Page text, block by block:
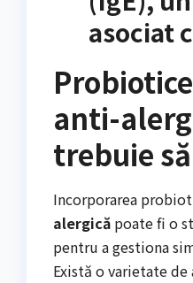
asociat
anti-
trebuie
Incorporarea
alergică poate fi o
pentru a gestiona
Există o varietate